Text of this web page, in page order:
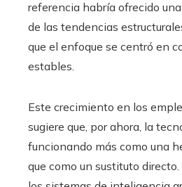
referencia habría ofrecido
de las tendencias
que el enfoque se centró en
estables.
Este crecimiento en los
sugiere que, por ahora, la
funcionando más como una
que como un sustituto directo.